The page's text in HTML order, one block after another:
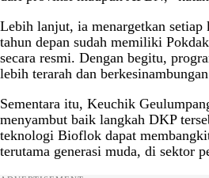
Lebih lanjut, ia menargetkan setiap
tahun depan sudah memiliki
secara resmi. Dengan begitu,
lebih terarah dan
Sementara itu, Keuchik
menyambut baik langkah DKP
teknologi Bioflok dapat
terutama generasi muda, di sektor